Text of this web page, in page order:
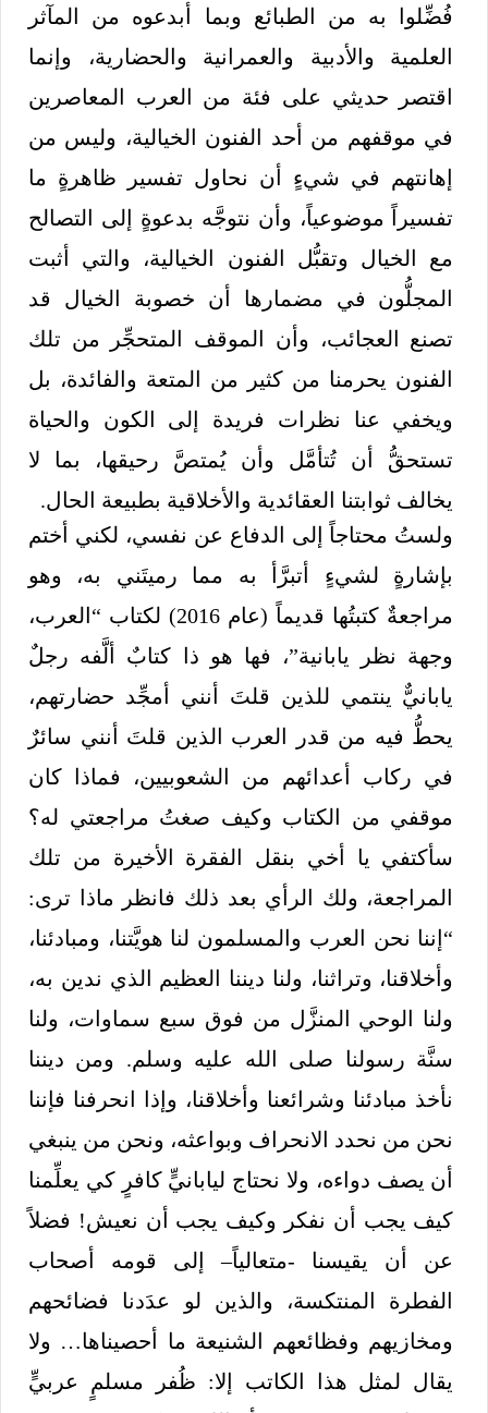
فُضِّلوا به من الطبائع وبما أبدعوه من المآثر
العلمية والأدبية والعمرانية والحضارية، وإنما
اقتصر حديثي على فئة من العرب المعاصرين
في موقفهم من أحد الفنون الخيالية، وليس من
إهانتهم في شيءٍ أن نحاول تفسير ظاهرةٍ ما
تفسيراً موضوعياً، وأن نتوجَّه بدعوةٍ إلى التصالح
مع الخيال وتقبُّل الفنون الخيالية، والتي أثبت
المجلُّون في مضمارها أن خصوبة الخيال قد
تصنع العجائب، وأن الموقف المتحجِّر من تلك
الفنون يحرمنا من كثير من المتعة والفائدة، بل
ويخفي عنا نظرات فريدة إلى الكون والحياة
تستحقُّ أن تُتأمَّل وأن يُمتصَّ رحيقها، بما لا
يخالف ثوابتنا العقائدية والأخلاقية بطبيعة الحال.
ولستُ محتاجاً إلى الدفاع عن نفسي، لكني أختم
بإشارةٍ لشيءٍ أتبرَّأ به مما رميتَني به، وهو
مراجعةٌ كتبتُها قديماً (عام 2016) لكتاب “العرب،
وجهة نظر يابانية”، فها هو ذا كتابٌ ألَّفه رجلٌ
يابانيٌّ ينتمي للذين قلتَ أنني أمجِّد حضارتهم،
يحطُّ فيه من قدر العرب الذين قلتَ أنني سائرٌ
في ركاب أعدائهم من الشعوبيين، فماذا كان
موقفي من الكتاب وكيف صغتُ مراجعتي له؟
سأكتفي يا أخي بنقل الفقرة الأخيرة من تلك
المراجعة، ولك الرأي بعد ذلك فانظر ماذا ترى:
“إننا نحن العرب والمسلمون لنا هويَّتنا، ومبادئنا،
وأخلاقنا، وتراثنا، ولنا ديننا العظيم الذي ندين به،
ولنا الوحي المنزَّل من فوق سبع سماوات، ولنا
سنَّة رسولنا صلى الله عليه وسلم. ومن ديننا
نأخذ مبادئنا وشرائعنا وأخلاقنا، وإذا انحرفنا فإننا
نحن من نحدد الانحراف وبواعثه، ونحن من ينبغي
أن يصف دواءه، ولا نحتاج ليابانيٍّ كافرٍ كي يعلِّمنا
كيف يجب أن نفكر وكيف يجب أن نعيش! فضلاً
عن أن يقيسنا -متعالياً– إلى قومه أصحاب
الفطرة المنتكسة، والذين لو عدَدنا فضائحهم
ومخازيهم وفظائعهم الشنيعة ما أحصيناها… ولا
يقال لمثل هذا الكاتب إلا: ظُفر مسلمٍ عربيٍّ